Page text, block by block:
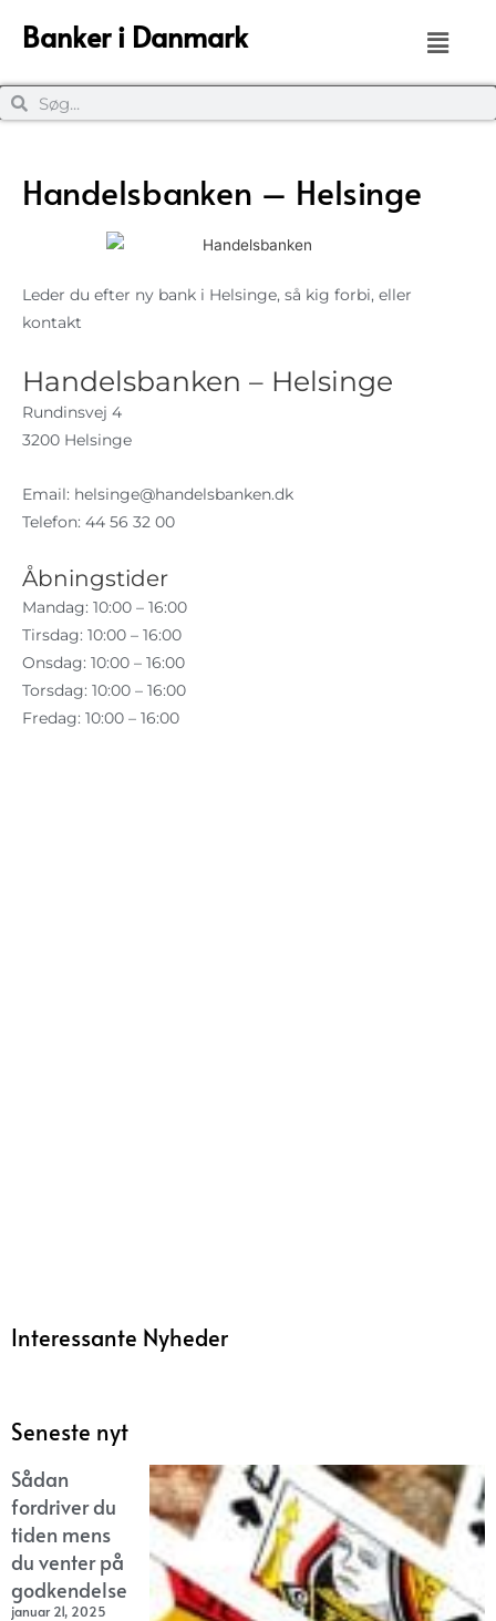
Banker i Danmark
Handelsbanken – Helsinge
Leder du efter ny bank i Helsinge, så kig forbi, eller
kontakt
Handelsbanken – Helsinge
Rundinsvej 4
3200 Helsinge
Email: helsinge@handelsbanken.dk
Telefon: 44 56 32 00
Åbningstider
Mandag: 10:00 – 16:00
Tirsdag: 10:00 – 16:00
Onsdag: 10:00 – 16:00
Torsdag: 10:00 – 16:00
Fredag: 10:00 – 16:00
Interessante Nyheder
Seneste nyt
Sådan
fordriver du
tiden mens
du venter på
godkendelse
januar 21, 2025